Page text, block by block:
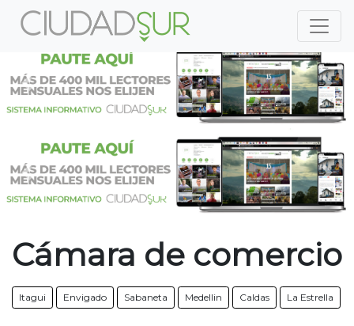
Previous
Previous
Cámara de comercio
Itagui Envigado Sabaneta Medellin Caldas La Estrella